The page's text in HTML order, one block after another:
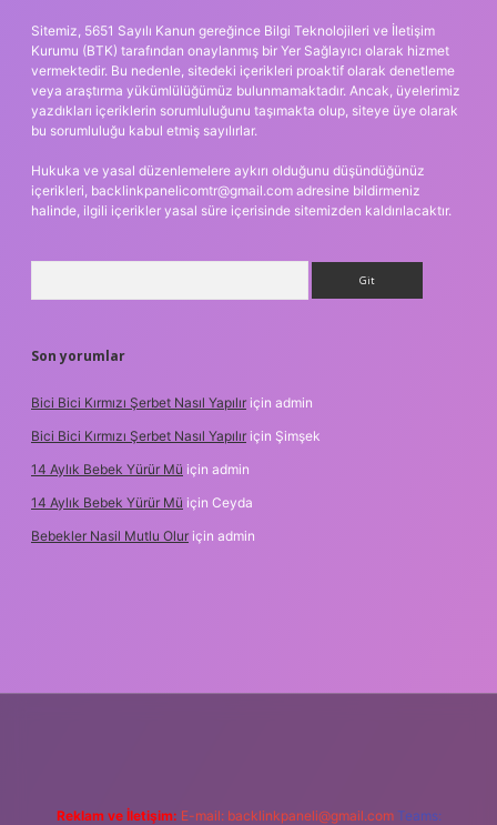
Sitemiz, 5651 Sayılı Kanun gereğince Bilgi Teknolojileri ve İletişim
Kurumu (BTK) tarafından onaylanmış bir Yer Sağlayıcı olarak hizmet
vermektedir. Bu nedenle, sitedeki içerikleri proaktif olarak denetleme
veya araştırma yükümlülüğümüz bulunmamaktadır. Ancak, üyelerimiz
yazdıkları içeriklerin sorumluluğunu taşımakta olup, siteye üye olarak
bu sorumluluğu kabul etmiş sayılırlar.
Hukuka ve yasal düzenlemelere aykırı olduğunu düşündüğünüz
içerikleri, backlinkpanelicomtr@gmail.com adresine bildirmeniz
halinde, ilgili içerikler yasal süre içerisinde sitemizden kaldırılacaktır.
Son yorumlar
Bici Bici Kırmızı Şerbet Nasıl Yapılır için admin
Bici Bici Kırmızı Şerbet Nasıl Yapılır için Şimşek
14 Aylık Bebek Yürür Mü için admin
14 Aylık Bebek Yürür Mü için Ceyda
Bebekler Nasil Mutlu Olur için admin
Reklam ve İletişim: E-mail: backlinkpaneli@gmail.com Teams: